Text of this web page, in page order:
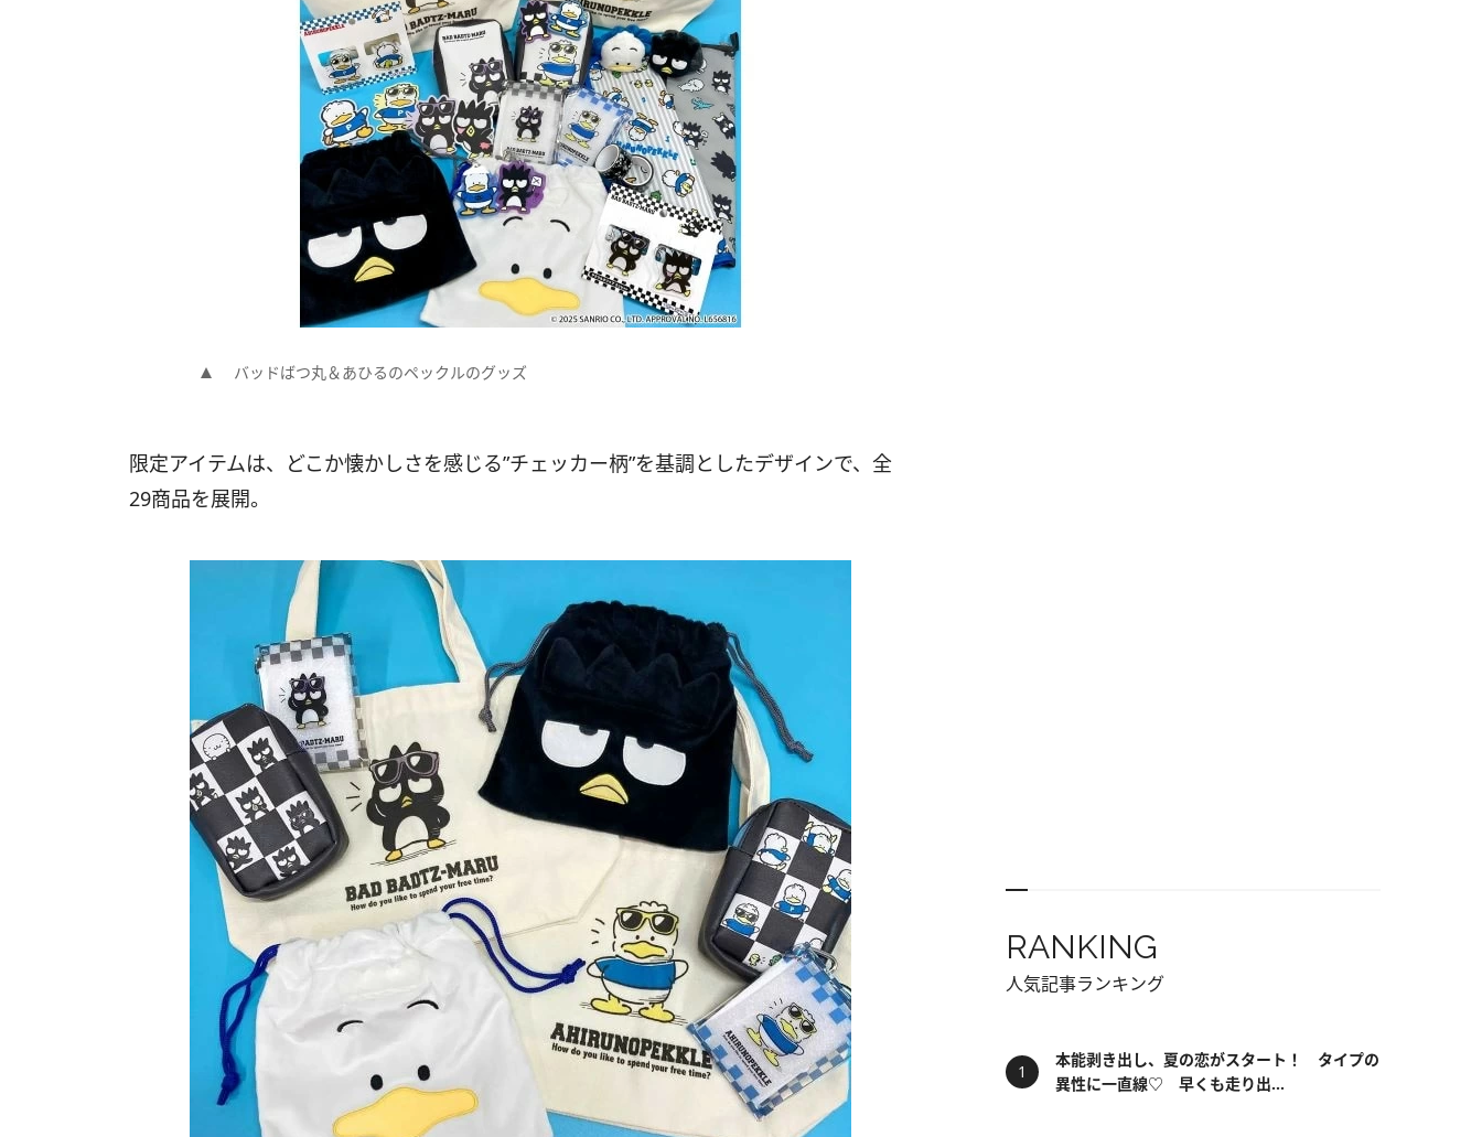
バッドばつ丸＆あひるのペックルのグッズ
限定アイテムは、どこか懐かしさを感じる”チェッカー柄”を基調としたデザインで、全
29商品を展開。
RANKING
人気記事ランキング
本能剥き出し、夏の恋がスタート！ タイプの
異性に一直線♡ 早くも走り出...